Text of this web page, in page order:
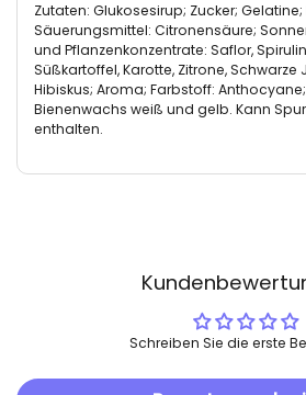
Zutaten: Glukosesirup; Zucker; Gelatine;
Säuerungsmittel: Citronensäure;
und Pflanzenkonzentrate: Saflor,
Süßkartoffel, Karotte, Zitrone,
Hibiskus; Aroma; Farbstoff:
Bienenwachs weiß und gelb. Kann
enthalten.
Schreiben Sie die erste